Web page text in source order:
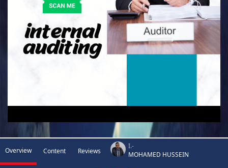
Overview Content Reviews
I.-
MOHAMED HUSSEIN